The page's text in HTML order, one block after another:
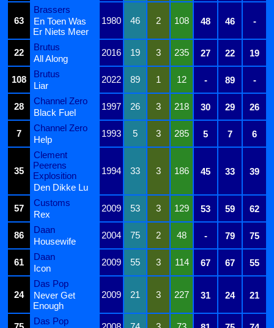
63
Brassers
1980
46 2 108 48 46 -
En Toen Was
Er Niets Meer
22
Brutus
2016 19 3 235 27 22 19
All Along
108
Brutus
2022 89 1 12 - 89 -
Liar
28
Channel Zero
1997 26 3 218 30 29 26
Black Fuel
7
Channel Zero
1993 5 3 285 5 7 6
Help
35
Clement
Peerens
Explosition
1994 33 3 186 45 33
39
Den Dikke Lu
57
Customs
2009 53 3 129 53 59 62
Rex
86
Daan
2004 75 2 48 - 79 75
Housewife
61
Daan
2009 55 3 114 67 67 55
Icon
24
Das Pop
2009
21 3 227 31 24 21
Never Get
Enough
Das Pop